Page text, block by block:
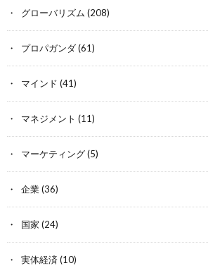
グローバリズム (208)
プロパガンダ(61)
マインド (41)
マネジメント (11)
マーケティング(5)
企業(36)
国家 (24)
実体経済 (10)